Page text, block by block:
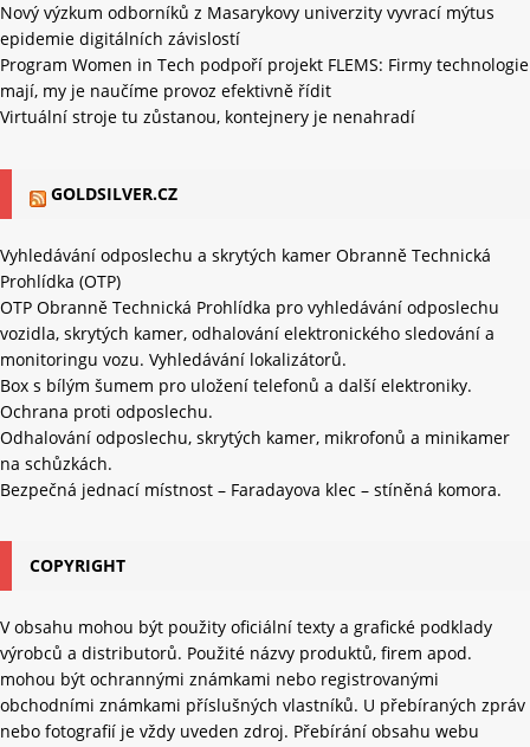
Nový výzkum odborníků z Masarykovy univerzity vyvrací mýtus
epidemie digitálních závislostí
Program Women in Tech podpoří projekt FLEMS: Firmy technologie
mají, my je naučíme provoz efektivně řídit
Virtuální stroje tu zůstanou, kontejnery je nenahradí
GOLDSILVER.CZ
Vyhledávání odposlechu a skrytých kamer Obranně Technická
Prohlídka (OTP)
OTP Obranně Technická Prohlídka pro vyhledávání odposlechu
vozidla, skrytých kamer, odhalování elektronického sledování a
monitoringu vozu. Vyhledávání lokalizátorů.
Box s bílým šumem pro uložení telefonů a další elektroniky.
Ochrana proti odposlechu.
Odhalování odposlechu, skrytých kamer, mikrofonů a minikamer
na schůzkách.
Bezpečná jednací místnost – Faradayova klec – stíněná komora.
COPYRIGHT
V obsahu mohou být použity oficiální texty a grafické podklady
výrobců a distributorů. Použité názvy produktů, firem apod.
mohou být ochrannými známkami nebo registrovanými
obchodními známkami příslušných vlastníků. U přebíraných zpráv
nebo fotografií je vždy uveden zdroj. Přebírání obsahu webu